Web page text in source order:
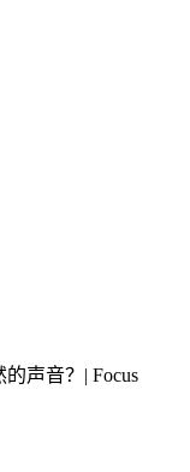
声音？| Focus